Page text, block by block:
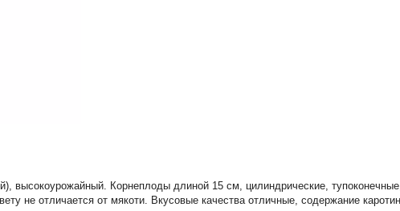
высокоурожайный. Корнеплоды длиной 15 см, цилиндрические,
не отличается от мякоти. Вкусовые качества отличные, содержание